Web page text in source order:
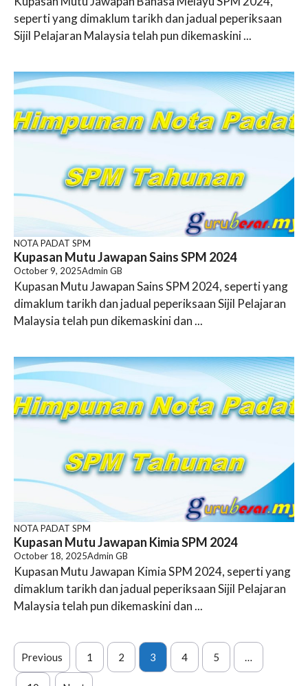
seperti yang dimaklum tarikh dan jadual peperiksaan
Sijil Pelajaran Malaysia telah pun dikemaskini ...
NOTA PADAT SPM
Kupasan Mutu Jawapan Sains SPM 2024
October 9, 2025Admin GB
Kupasan Mutu Jawapan Sains SPM 2024, seperti yang
dimaklum tarikh dan jadual peperiksaan Sijil Pelajaran
Malaysia telah pun dikemaskini dan ...
NOTA PADAT SPM
Kupasan Mutu Jawapan Kimia SPM 2024
October 18, 2025Admin GB
Kupasan Mutu Jawapan Kimia SPM 2024, seperti yang
dimaklum tarikh dan jadual peperiksaan Sijil Pelajaran
Malaysia telah pun dikemaskini dan ...
Previous 1 2 3 4 5 …